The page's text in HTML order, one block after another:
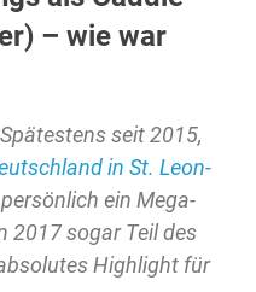
– wie war
seit 2015,
in St. Leon-
ein Mega-
2017 sogar Teil des
Highlight für